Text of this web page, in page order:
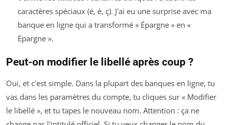
caractères spéciaux (é, è, ç). J'ai eu une surprise avec ma
banque en ligne qui a transformé « Épargne » en «
Epargne ».
Peut-on modifier le libellé après coup ?
Oui, et c'est simple. Dans la plupart des banques en ligne, tu
vas dans les paramètres du compte, tu cliques sur « Modifier
le libellé », et tu tapes le nouveau nom. Attention : ça ne